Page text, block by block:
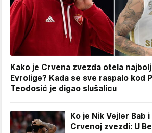
Kako je Crvena zvezda otela
Evrolige? Kada se sve raspalo kod
Teodosić je digao slušalicu
Ko je Nik Vejler Bab
Crvenoj zvezdi: U